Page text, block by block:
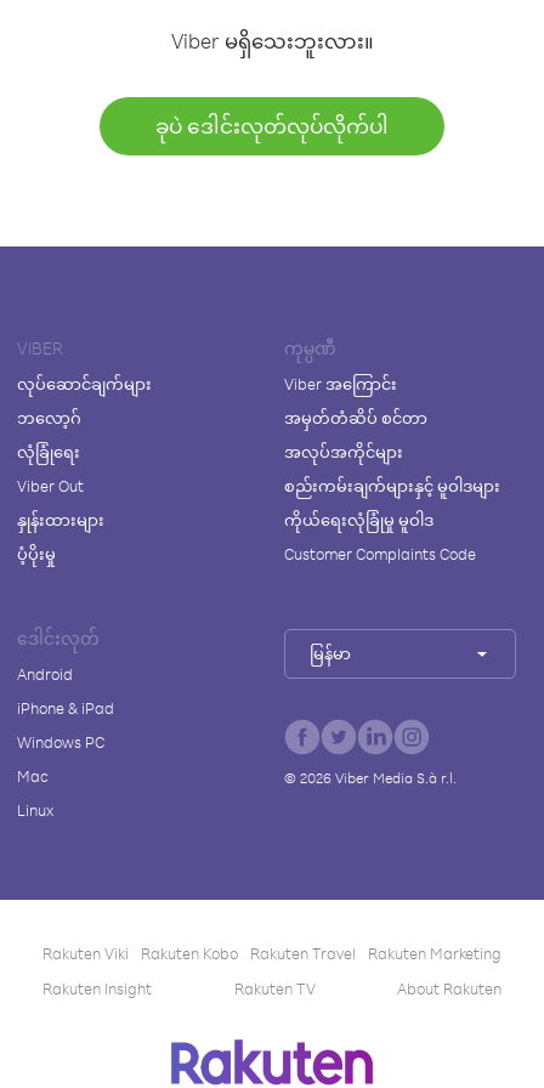
Viber မရှိသေးဘူးလား။
ခုပဲ ဒေါင်းလုတ်လုပ်လိုက်ပါ
VIBER
လုပ်ဆောင်ချက်များ
ဘလော့ဂ်
လုံခြုံရေး
Viber Out
နှုန်းထားများ
ပံ့ပိုးမှု
ကုမ္ပဏီ
Viber အကြောင်း
အမှတ်တံဆိပ် စင်တာ
အလုပ်အကိုင်များ
စည်းကမ်းချက်များနှင့် မူဝါဒများ
ကိုယ်ရေးလုံခြုံမှု မူဝါဒ
Customer Complaints Code
ဒေါင်းလုတ်
Android
iPhone & iPad
Windows PC
Mac
Linux
မြန်မာ
© 2026Viber Media S.à r.l.
Rakuten Viki Rakuten Kobo Rakuten Travel
Rakuten Marketing
Rakuten Insight
Rakuten TV About Rakuten